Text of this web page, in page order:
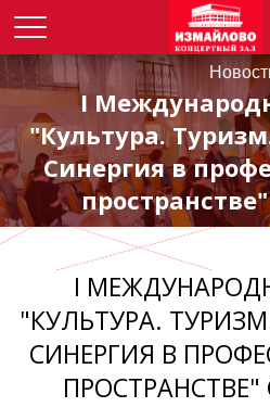
I
"Культура.
Синергия в
I
"КУЛЬТУРА.
СИНЕРГИЯ В